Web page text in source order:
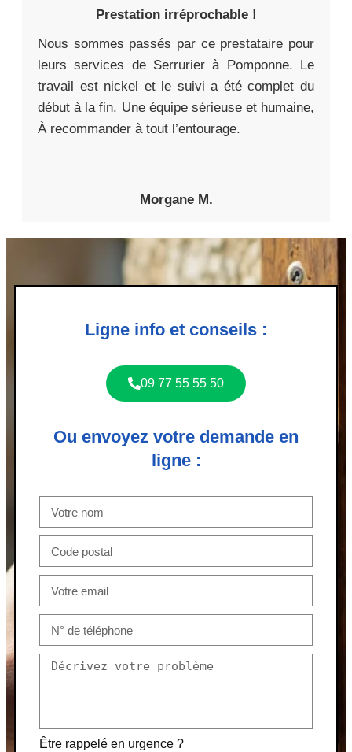
Prestation irréprochable !
Nous sommes passés par ce prestataire pour
leurs services de Serrurier à Pomponne. Le
travail est nickel et le suivi a été complet du
début à la fin. Une équipe sérieuse et humaine,
À recommander à tout l’entourage.
Morgane M.
Ligne info et conseils :
09 77 55 55 50
Ou envoyez votre demande en
ligne :
Être rappelé en urgence ?